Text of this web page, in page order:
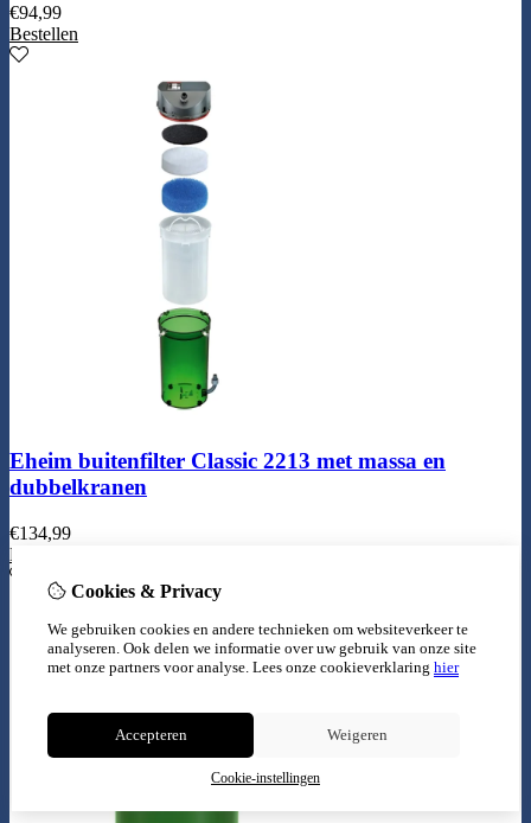
€94,99
Bestellen
Eheim buitenfilter Classic 2213 met massa en
dubbelkranen
€134,99
Bestellen
Cookies & Privacy
We gebruiken cookies en andere technieken om websiteverkeer te
analyseren. Ook delen we informatie over uw gebruik van onze site
met onze partners voor analyse. Lees onze cookieverklaring hier
Accepteren Weigeren
Cookie-instellingen